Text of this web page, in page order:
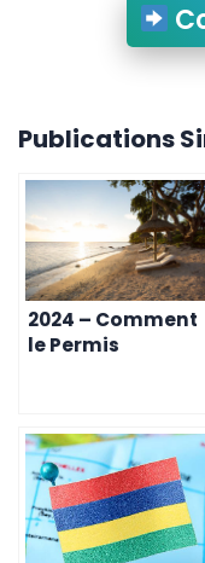
Publications
2024 – Comment
le Permis
Maurice